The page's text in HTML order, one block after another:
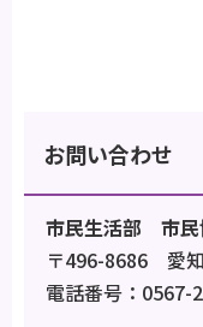
お問い合わせ
市民生活部 市民
〒496-8686 愛
電話番号：0567-